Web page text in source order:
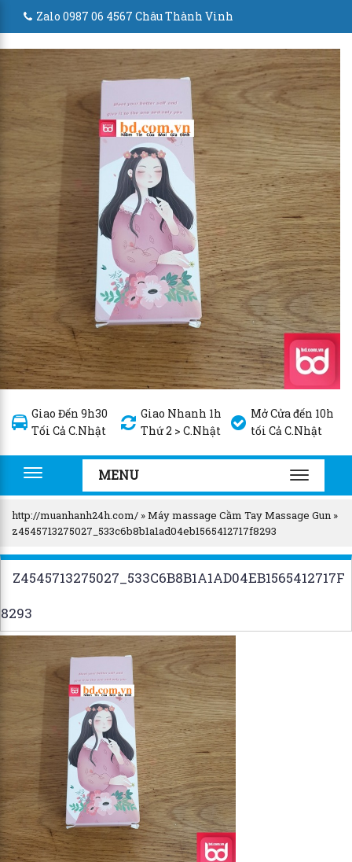
Zalo 0987 06 4567 Châu Thành Vinh
Giao Đến 9h30
Tối Cả C.Nhật
Giao Nhanh 1h
Thứ 2 > C.Nhật
Mở Cửa đến 10h
tối Cả C.Nhật
Toggle
navigation
MENU
TOGGLE
http://muanhanh24h.com/ »Máy massage Cầm Tay Massage Gun »
z4545713275027_533c6b8b1a1ad04eb1565412717f8293
Z4545713275027_533C6B8B1A1AD04EB1565412717F
8293